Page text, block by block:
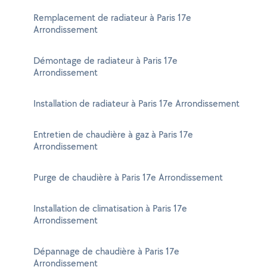
Remplacement de radiateur à Paris 17e
Arrondissement
Démontage de radiateur à Paris 17e
Arrondissement
Installation de radiateur à Paris 17e Arrondissement
Entretien de chaudière à gaz à Paris 17e
Arrondissement
Purge de chaudière à Paris 17e Arrondissement
Installation de climatisation à Paris 17e
Arrondissement
Dépannage de chaudière à Paris 17e
Arrondissement